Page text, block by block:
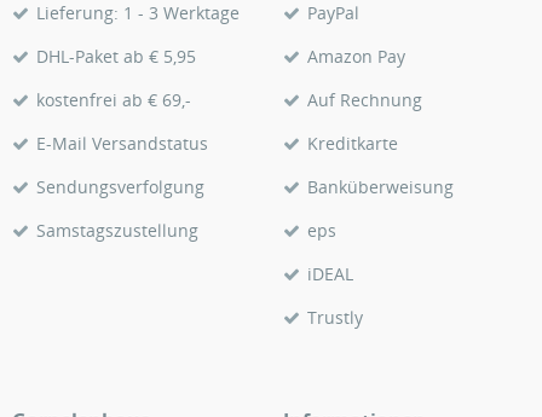
Lieferung: 1 - 3 Werktage
DHL-Paket ab € 5,95
kostenfrei ab € 69,-
E-Mail Versandstatus
Sendungsverfolgung
Samstagszustellung
PayPal
Amazon Pay
Auf Rechnung
Kreditkarte
Banküberweisung
eps
iDEAL
Trustly